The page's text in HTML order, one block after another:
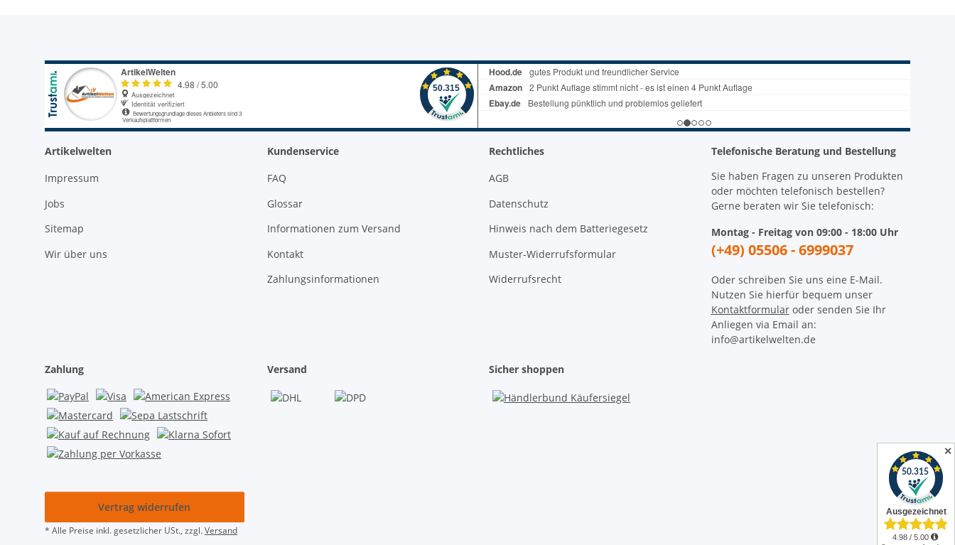
Artikelwelten
Impressum
Jobs
Sitemap
Wir über uns
Kundenservice
FAQ
Glossar
Informationen zum Versand
Kontakt
Zahlungsinformationen
Rechtliches
AGB
Datenschutz
Hinweis nach dem Batteriegesetz
Muster-Widerrufsformular
Widerrufsrecht
Telefonische Beratung und Bestellung
Sie haben Fragen zu unseren Produkten
oder möchten telefonisch bestellen?
Gerne beraten wir Sie telefonisch:
Montag - Freitag von 09:00 - 18:00 Uhr
(+49) 05506 - 6999037
Oder schreiben Sie uns eine E-Mail.
Nutzen Sie hierfür bequem unser
Kontaktformularoder senden Sie Ihr
Anliegen via Email an:
info@artikelwelten.de
Zahlung Versand Sicher shoppen
Vertrag widerrufen
* Alle Preise inkl. gesetzlicher USt., zzgl.Versand
✕